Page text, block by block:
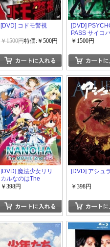
[DVD] コドモ警視
￥1500円特価:￥500円
[DVD]
PASS サイコ
￥1500円
[DVD] 魔法少女リリ
カルなのはThe
MOVIE 2nd A's
￥398円
[DVD] アシュ
￥398円